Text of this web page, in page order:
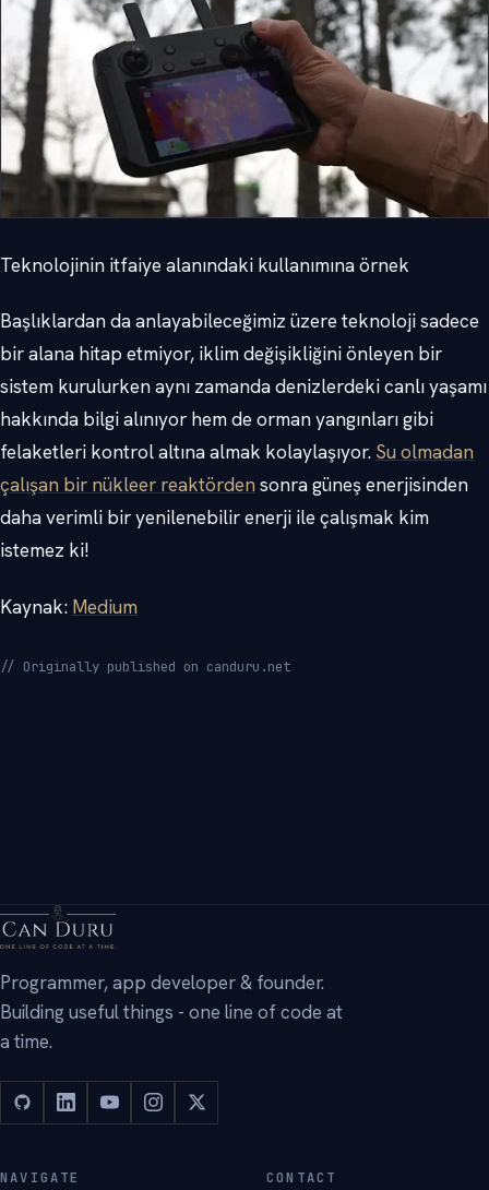
Teknolojinin itfaiye alanındaki kullanımına örnek
Başlıklardan da anlayabileceğimiz üzere teknoloji sadece
bir alana hitap etmiyor, iklim değişikliğini önleyen bir
sistem kurulurken aynı zamanda denizlerdeki canlı yaşamı
hakkında bilgi alınıyor hem de orman yangınları gibi
felaketleri kontrol altına almak kolaylaşıyor. Su olmadan
çalışan bir nükleer reaktörden sonra güneş enerjisinden
daha verimli bir yenilenebilir enerji ile çalışmak kim
istemez ki!
Kaynak: Medium
// Originally published on canduru.net
Programmer, app developer & founder.
Building useful things - one line of code at
a time.
NAVIGATE CONTACT